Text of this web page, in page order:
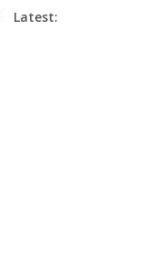
Latest: